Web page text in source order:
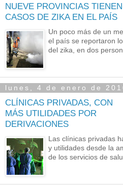
NUEVE PROVINCIAS TIENEN
CASOS DE ZIKA EN EL PAÍS
Un poco más de un
el país se reportaron
del zika, en dos
lunes, 4 de enero de
CLÍNICAS PRIVADAS, CON
MÁS UTILIDADES POR
DERIVACIONES
Las clínicas privadas
y utilidades desde la
de los servicios de